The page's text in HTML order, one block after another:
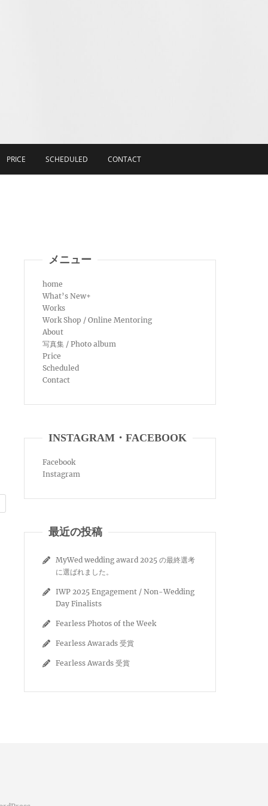
PRICE SCHEDULED CONTACT
メニュー
home
What’s New+
Works
Work Shop / Online Mentoring
About
写真集 / Photo album
Price
Scheduled
Contact
INSTAGRAM・FACEBOOK
Facebook
Instagram
最近の投稿
MyWed wedding award 2025 の最終選考
に選ばれました。
IWP 2025 Engagement / Non-Wedding
Day Finalists
Fearless Photos of the Week
Fearless Awarads 受賞
Fearless Awards 受賞